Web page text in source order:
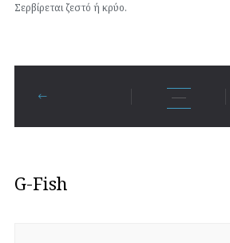
Σερβίρεται ζεστό ή κρύο.
G-Fish